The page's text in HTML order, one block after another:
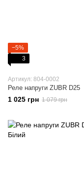
−5%
3
Артикул: 804-0002
Реле напруги ZUBR D25
1 025 грн 1 079 грн